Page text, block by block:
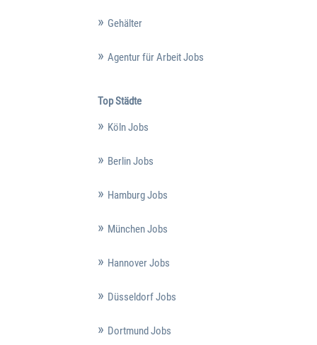
Gehälter
Agentur für Arbeit Jobs
Top Städte
Köln Jobs
Berlin Jobs
Hamburg Jobs
München Jobs
Hannover Jobs
Düsseldorf Jobs
Dortmund Jobs